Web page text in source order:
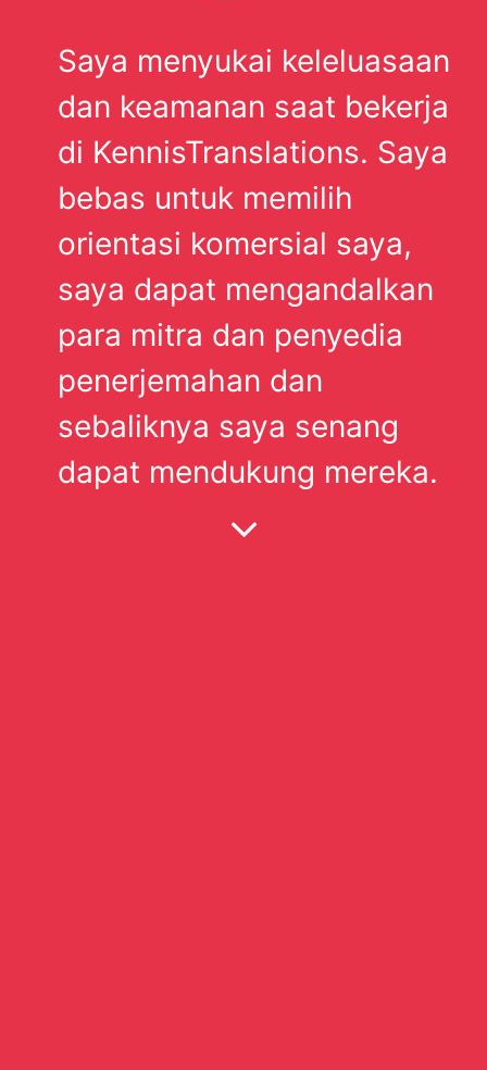
Saya menyukai keleluasaan
dan keamanan saat bekerja
di KennisTranslations. Saya
bebas untuk memilih
orientasi komersial saya,
saya dapat mengandalkan
para mitra dan penyedia
penerjemahan dan
sebaliknya saya senang
dapat mendukung mereka.